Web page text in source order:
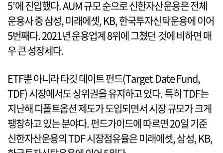
5’에 진입했다. AUM 규모 순으로 신한자산운용은 전체
운용사 중 삼성, 미래에셋, KB, 한국투자신탁운용에 이어
5번째다. 2021년 운용업계 8위에 그쳤던 것에 비하면 매
우 큰 성장세다.
ETF뿐 아니라 타깃 데이트 펀드(Target Date Fund,
TDF) 시장에서도 상위권을 유지하고 있다. 특히 TDF는
지난해 디폴트옵션 제도가 도입되면서 시장 규모가 크게
팽창하고 있는 분야다. 펀드가이드에 따르면 20일 기준
신한자산운용의 TDF 시장점유율은 미래에셋, 삼성, KB,